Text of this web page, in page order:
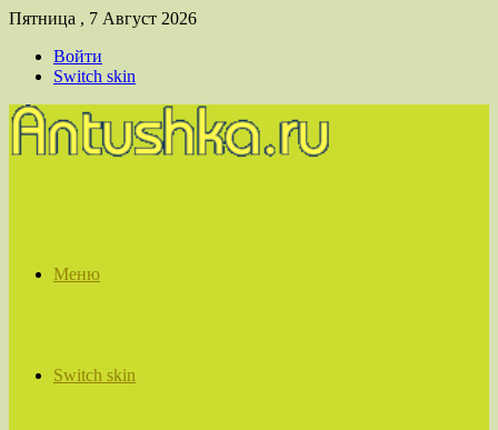
Пятница , 7 Август 2026
Войти
Switch skin
Меню
Switch skin